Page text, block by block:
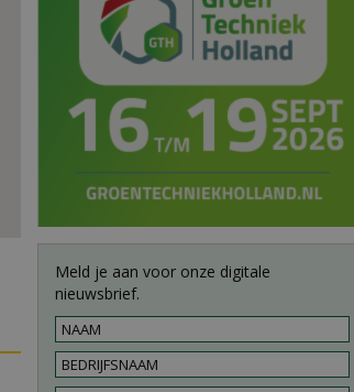
Meld je aan voor onze digitale
nieuwsbrief.